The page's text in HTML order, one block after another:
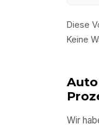
Diese
Keine
Wir